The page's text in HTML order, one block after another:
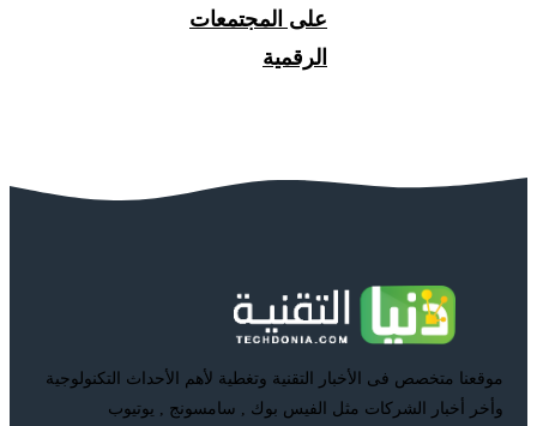
على المجتمعات
الرقمية
موقعنا متخصص فى الأخبار التقنية وتغطية لأهم الأحداث التكنولوجية
وأخر أخبار الشركات مثل الفيس بوك , سامسونج , يوتيوب